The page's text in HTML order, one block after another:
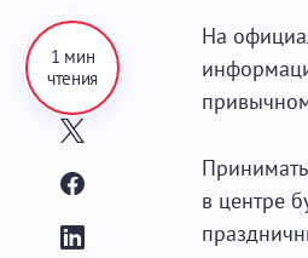
1 мин
чтения
На
в центре